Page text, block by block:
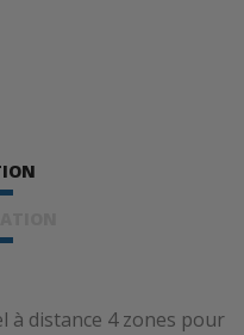
à distance 4 zones pour